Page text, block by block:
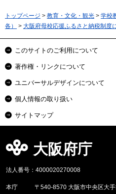
トップページ > 教育・文化・観光 > 学校
各）
> 大阪府母校応援ふるさと納税制度
このサイトのご利用について
著作権・リンクについて
ユニバーサルデザインについて
個人情報の取り扱い
サイトマップ
大阪府庁
法人番号：4000020270008
本庁 〒540-8570 大阪市中央区大